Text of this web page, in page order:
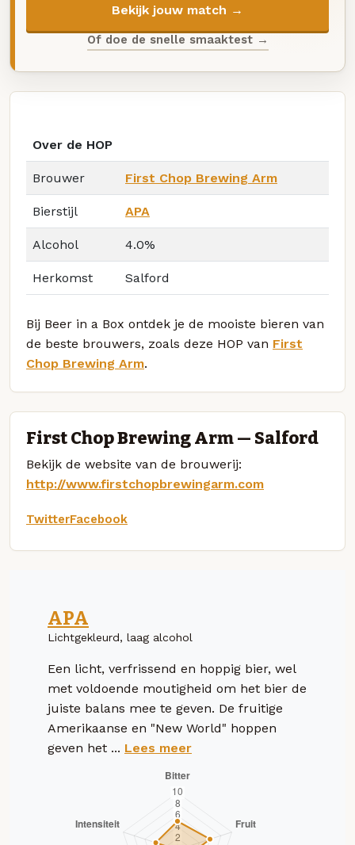
Bekijk jouw match →
Of doe de snelle smaaktest →
Over de HOP
Brouwer First Chop Brewing Arm
Bierstijl APA
Alcohol 4.0%
Herkomst Salford
Bij Beer in a Box ontdek je de mooiste bieren van
de beste brouwers, zoals deze HOP van First
Chop Brewing Arm.
First Chop Brewing Arm — Salford
Bekijk de website van de brouwerij:
http://www.firstchopbrewingarm.com
TwitterFacebook
APA
Lichtgekleurd, laag alcohol
Een licht, verfrissend en hoppig bier, wel
met voldoende moutigheid om het bier de
juiste balans mee te geven. De fruitige
Amerikaanse en "New World" hoppen
geven het ... Lees meer